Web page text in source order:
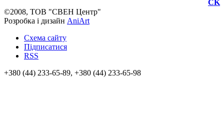
CK
©2008, ТОВ "СВЕН Центр"
Розробка і дизайн AniArt
Схема сайту
Підписатися
RSS
+380 (44) 233-65-89, +380 (44) 233-65-98